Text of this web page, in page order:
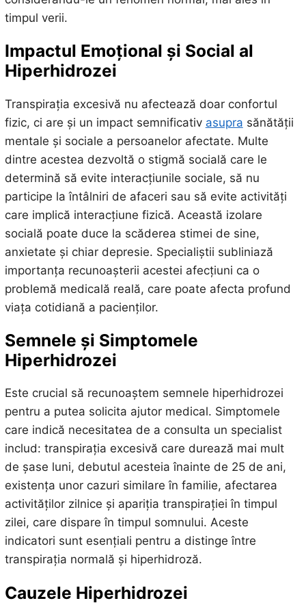
timpul verii.
Impactul Emoțional și Social al
Hiperhidrozei
Transpirația excesivă nu afectează doar confortul
fizic, ci are și un impact semnificativ asupra sănătății
mentale și sociale a persoanelor afectate. Multe
dintre acestea dezvoltă o stigmă socială care le
determină să evite interacțiunile sociale, să nu
participe la întâlniri de afaceri sau să evite activități
care implică interacțiune fizică. Această izolare
socială poate duce la scăderea stimei de sine,
anxietate și chiar depresie. Specialiștii subliniază
importanța recunoașterii acestei afecțiuni ca o
problemă medicală reală, care poate afecta profund
viața cotidiană a pacienților.
Semnele și Simptomele
Hiperhidrozei
Este crucial să recunoaștem semnele hiperhidrozei
pentru a putea solicita ajutor medical. Simptomele
care indică necesitatea de a consulta un specialist
includ: transpirația excesivă care durează mai mult
de șase luni, debutul acesteia înainte de 25 de ani,
existența unor cazuri similare în familie, afectarea
activităților zilnice și apariția transpirației în timpul
zilei, care dispare în timpul somnului. Aceste
indicatori sunt esențiali pentru a distinge între
transpirația normală și hiperhidroză.
Cauzele Hiperhidrozei